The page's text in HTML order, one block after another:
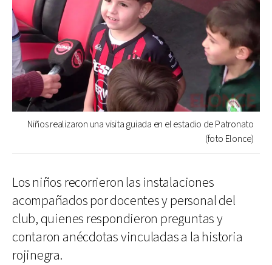
Niños realizaron una visita guiada en el estadio de Patronato
(foto Elonce)
Los niños recorrieron las instalaciones
acompañados por docentes y personal del
club, quienes respondieron preguntas y
contaron anécdotas vinculadas a la historia
rojinegra.